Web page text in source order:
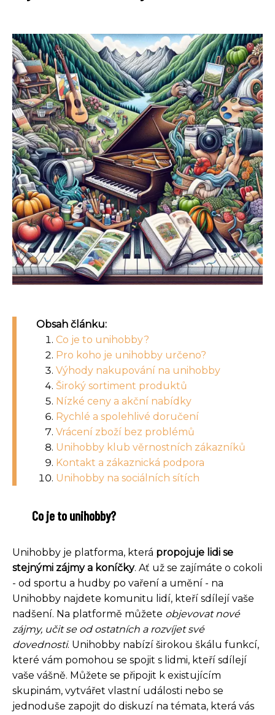
Obsah článku:
Co je to unihobby?
Pro koho je unihobby určeno?
Výhody nakupování na unihobby
Široký sortiment produktů
Nízké ceny a akční nabídky
Rychlé a spolehlivé doručení
Vrácení zboží bez problémů
Unihobby klub věrnostních zákazníků
Kontakt a zákaznická podpora
Unihobby na sociálních sítích
Co je to unihobby?
Unihobby je platforma, která propojuje lidi se
stejnými zájmy a koníčky. Ať už se zajímáte o cokoli
- od sportu a hudby po vaření a umění - na
Unihobby najdete komunitu lidí, kteří sdílejí vaše
nadšení. Na platformě můžete objevovat nové
zájmy, učit se od ostatních a rozvíjet své
dovednosti. Unihobby nabízí širokou škálu funkcí,
které vám pomohou se spojit s lidmi, kteří sdílejí
vaše vášně. Můžete se připojit k existujícím
skupinám, vytvářet vlastní události nebo se
jednoduše zapojit do diskuzí na témata, která vás